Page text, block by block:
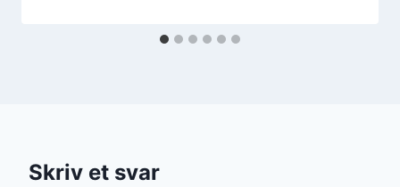
Skriv et svar